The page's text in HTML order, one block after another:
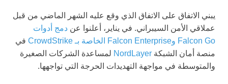
يبني الاتفاق على الاتفاق الذي وقع عليه الشهر الماضي من قبل
عملاقي الأمن السيبراني. في يناير، أعلنوا عن دمج أدوات
Falcon Go وFalcon Enterprise الخاصة بـ CrowdStrike
في
منصة أمان الشبكة NordLayer لمساعدة الشركات الصغيرة
والمتوسطة في مواجهة التهديدات الحرجة التي تواجهها.